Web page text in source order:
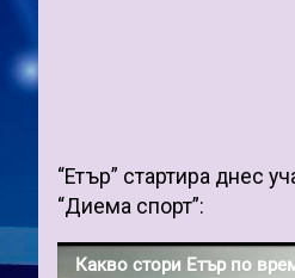
“Етър” стартира днес
“Диема спорт”: